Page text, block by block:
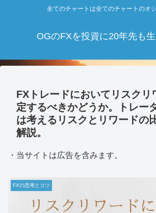
全てのチャートは全てのチャートのオ
OGのFXを投資に20年先も生
FXトレードにおいてリスクリ
定するべきかどうか。トレー
は考えるリスクとリワードの
解説。
・当サイトは広告を含みます。
FXの思考とコツ